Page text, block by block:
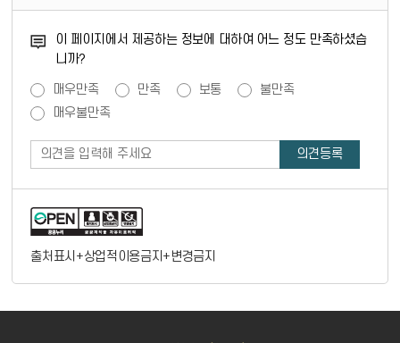
이 페이지에서 제공하는 정보에 대하여 어느 정도 만족하셨습
니까?
매우만족 만족 보통
불만족
매우불만족
출처표시+상업적이용금지+변경금지